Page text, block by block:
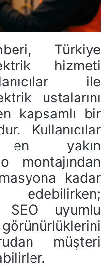
Türkiye
hizmeti
ile
ustalarını
kapsamlı bir
Kullanıcılar
en yakın
montajından
kadar
uyumlu
müşteri